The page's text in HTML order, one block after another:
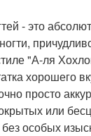
- это
"А-ля
хорошего
просто
или
особых